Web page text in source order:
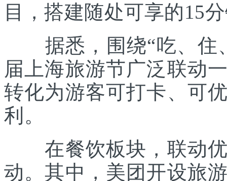
目，搭建随处可享的15
据悉，围绕“吃、住
届上海旅游节广泛联动
转化为游客可打卡、可
利。
在餐饮板块，联动优
动。其中，美团开设旅